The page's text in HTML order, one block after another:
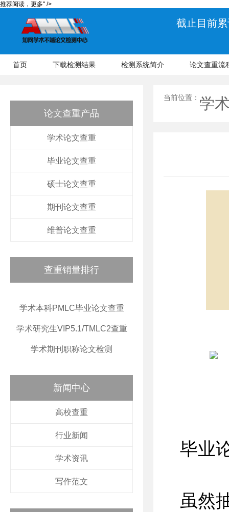
推荐阅读，更多" />
截止目前
首页 下载检测结果 检测系统简介 论文查重流
论文查重产品
学术论文查重
毕业论文查重
硕士论文查重
期刊论文查重
维普论文查重
查重销量排行
学术本科PMLC毕业论文查重
学术研究生VIP5.1/TMLC2查重
学术期刊职称论文检测
新闻中心
高校查重
行业新闻
学术资讯
写作范文
当前位置： 学
毕业
虽然